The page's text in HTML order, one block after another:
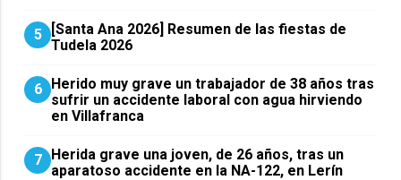
5
[Santa Ana 2026] Resumen de las fiestas de
Tudela 2026
6 Herido muy grave un trabajador de 38 años tras
sufrir un accidente laboral con agua hirviendo
en Villafranca
7 Herida grave una joven, de 26 años, tras un
aparatoso accidente en la NA-122, en Lerín